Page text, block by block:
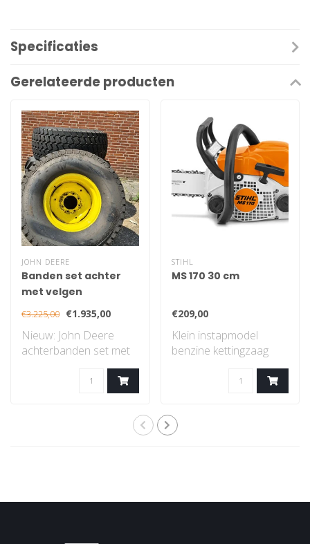
Specificaties
Gerelateerde producten
JOHN DEERE
Banden set achter
met velgen
€3.225,00 €1.935,00
Nieuw: John Deere
achterbanden set met
velgen, gazon profiel..
STIHL
MS 170 30 cm
€209,00
Klein instapmodel
benzine kettingzaag
met STIHL 2-MIX-